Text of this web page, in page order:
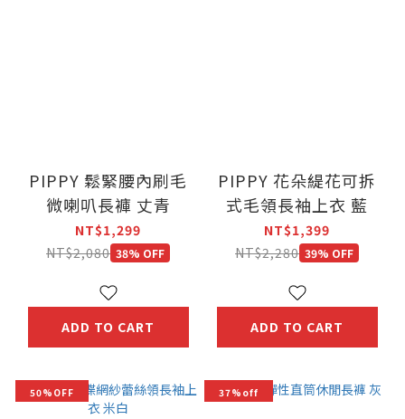
PIPPY 鬆緊腰內刷毛
微喇叭長褲 丈青
NT$1,299
NT$2,080 38% OFF
ADD TO CART
PIPPY 花朵緹花可拆
式毛領長袖上衣 藍
NT$1,399
NT$2,280 39% OFF
ADD TO CART
50%OFF 37%off